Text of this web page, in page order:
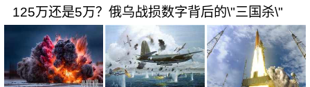
125万还是5万？俄乌战损数字背后的\"三国杀\"